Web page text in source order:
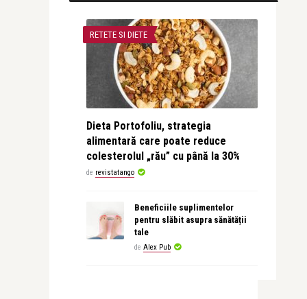
RETETE SI DIETE
Dieta Portofoliu, strategia
alimentară care poate reduce
colesterolul „rău” cu până la 30%
de revistatango
Beneficiile suplimentelor
pentru slăbit asupra sănătății
tale
de Alex Pub